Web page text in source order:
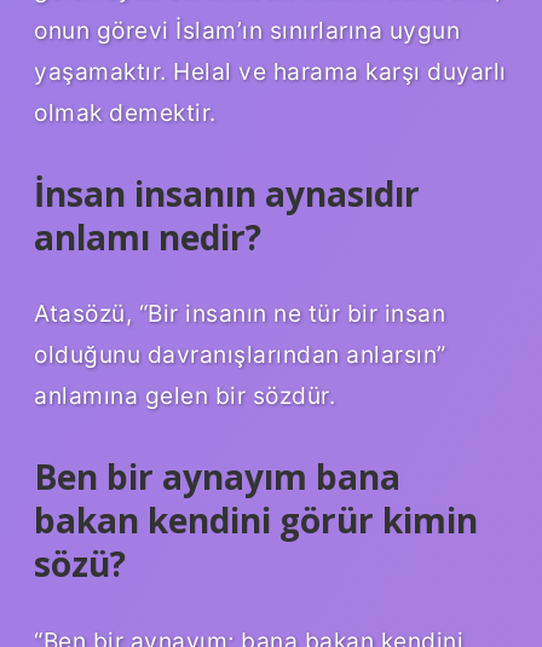
onun görevi İslam’ın sınırlarına uygun
yaşamaktır. Helal ve harama karşı duyarlı
olmak demektir.
İnsan insanın aynasıdır
anlamı nedir?
Atasözü, “Bir insanın ne tür bir insan
olduğunu davranışlarından anlarsın”
anlamına gelen bir sözdür.
Ben bir aynayım bana
bakan kendini görür kimin
sözü?
“Ben bir aynayım; bana bakan kendini